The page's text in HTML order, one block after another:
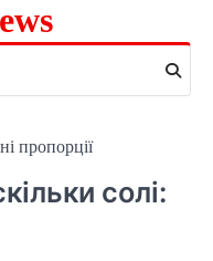
пропорції
солі: